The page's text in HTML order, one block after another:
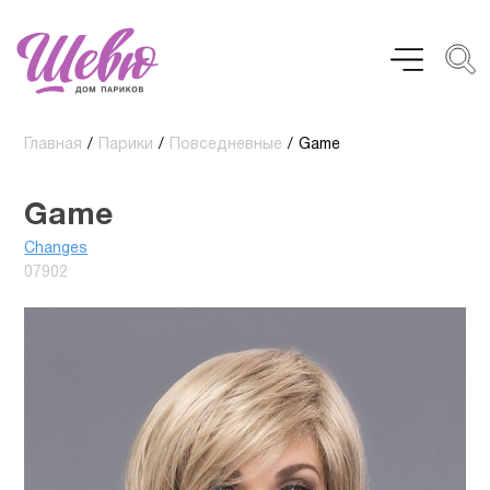
Главная / Парики / Повседневные / Game
Game
Changes
07902